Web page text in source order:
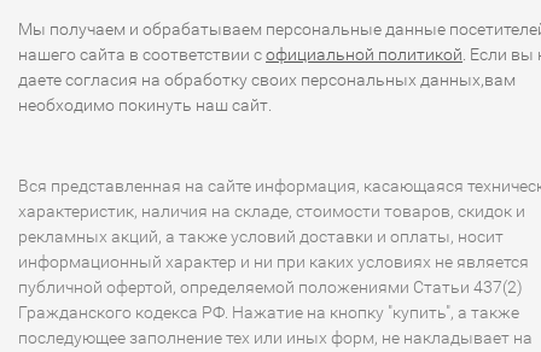
Мы получаем и обрабатываем персональные данные
нашего сайта в соответствии софициальной политикой . Если вы
даете согласия на обработку своих персональных данных,вам
необходимо покинуть наш сайт.
Вся представленная на сайте информация, касающаяся
характеристик, наличия на складе, стоимости товаров, скидок и
рекламных акций, а также условий доставки и оплаты, носит
информационный характер и ни при каких условиях не является
публичной офертой, определяемой положениями Статьи 437(2)
Гражданского кодекса РФ. Нажатие на кнопку "купить", а также
последующее заполнение тех или иных форм, не накладывает на